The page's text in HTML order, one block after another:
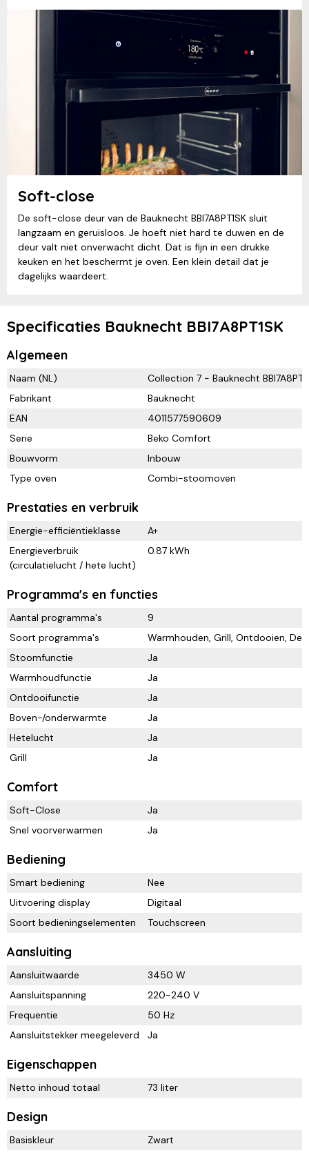
Soft-close
De soft-close deur van de Bauknecht BBI7A8PT1SK sluit
langzaam en geruisloos. Je hoeft niet hard te duwen en de
deur valt niet onverwacht dicht. Dat is fijn in een drukke
keuken en het beschermt je oven. Een klein detail dat je
dagelijks waardeert.
Specificaties Bauknecht BBI7A8PT1SK
Algemeen
Naam (NL)
Collection 7 - Bauknecht
Fabrikant
Bauknecht
EAN
4011577590609
Serie
Beko Comfort
Bouwvorm
Inbouw
Type oven
Combi-stoomoven
Prestaties en verbruik
Energie-efficiëntieklasse
A+
Energieverbruik
(circulatielucht / hete lucht)
0.87 kWh
Programma's en functies
Aantal programma's
9
Soort programma's
Warmhouden, Grill, Ontdooien,
Stoomfunctie
Ja
Warmhoudfunctie
Ja
Ontdooifunctie
Ja
Boven-/onderwarmte
Ja
Hetelucht
Ja
Grill
Ja
Comfort
Soft-Close
Ja
Snel voorverwarmen
Ja
Bediening
Smart bediening
Nee
Uitvoering display
Digitaal
Soort bedieningselementen
Touchscreen
Aansluiting
Aansluitwaarde
3450 W
Aansluitspanning
220-240 V
Frequentie
50 Hz
Aansluitstekker meegeleverd
Ja
Eigenschappen
Netto inhoud totaal 73 liter
Design
Basiskleur
Zwart